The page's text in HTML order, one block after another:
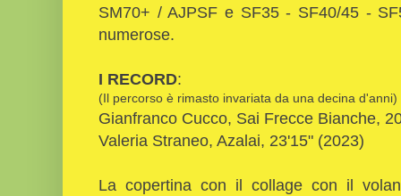
SM70+ / AJPSF e SF35 - SF40/45 -
numerose.
I RECORD:
(Il percorso è rimasto invariata da una decina d'anni)
Gianfranco Cucco, Sai Frecce Bianche,
Valeria Straneo, Azalai, 23'15" (2023)
La copertina con il collage con il